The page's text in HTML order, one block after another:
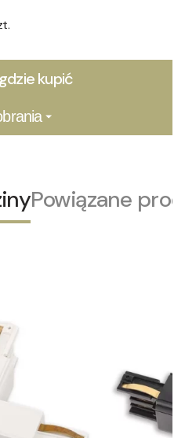
kupić
Powiązane